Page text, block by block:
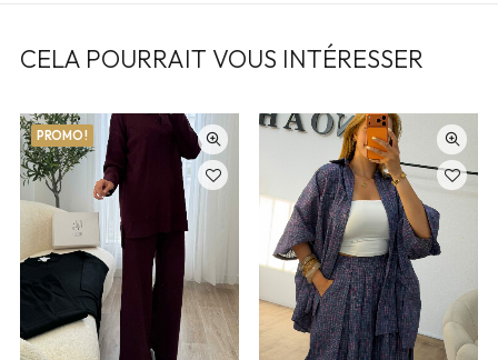
CELA POURRAIT VOUS INTÉRESSER
PROMO !